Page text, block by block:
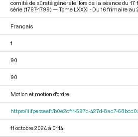
comité de sûreté générale, lors de la séance du
série (1787-1799) — Tome LXXXI - Du 16 frimaire
Français
1
90
90
Motion et motion d'ordre
https://iiif.persee.fr/b0e2cf11-597c-427d-8ac7-
11 octobre 2024 à 01:14